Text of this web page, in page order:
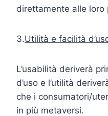
direttamente alle loro
3.Utilità e facilità
L’usabilità deriverà
d’uso e l’utilità
che i consumatori/
in più metaversi.